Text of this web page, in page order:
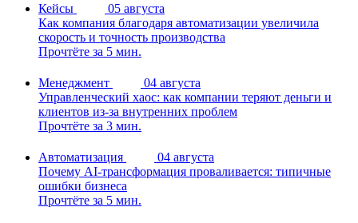
Кейсы
05 августа
Как компания благодаря автоматизации увеличила
скорость и точность производства
Прочтёте за 5 мин.
Менеджмент
04 августа
Управленческий хаос: как компании теряют деньги и
клиентов из-за внутренних проблем
Прочтёте за 3 мин.
Автоматизация
04 августа
Почему AI-трансформация проваливается: типичные
ошибки бизнеса
Прочтёте за 5 мин.